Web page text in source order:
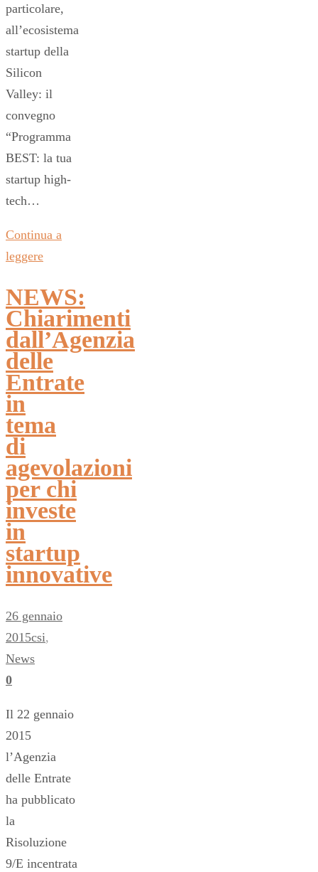
particolare,
all’ecosistema
startup della
Silicon
Valley: il
convegno
“Programma
BEST: la tua
startup high-
tech…
Continua a
leggere
NEWS:
Chiarimenti
dall’Agenzia
delle
Entrate
in
tema
di
agevolazioni
per chi
investe
in
startup
innovative
26 gennaio
2015csi,
News
0
Il 22 gennaio
2015
l’Agenzia
delle Entrate
ha pubblicato
la
Risoluzione
9/E incentrata